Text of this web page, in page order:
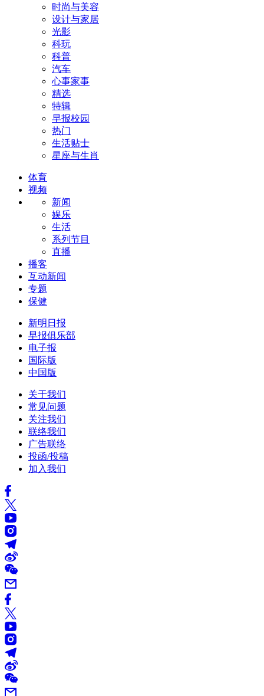
时尚与美容
设计与家居
光影
科玩
科普
汽车
心事家事
精选
特辑
早报校园
热门
生活贴士
星座与生肖
体育
视频
新闻
娱乐
生活
系列节目
直播
播客
互动新闻
专题
保健
新明日报
早报俱乐部
电子报
国际版
中国版
关于我们
常见问题
关注我们
联络我们
广告联络
投函/投稿
加入我们